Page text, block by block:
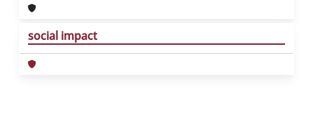
social impact